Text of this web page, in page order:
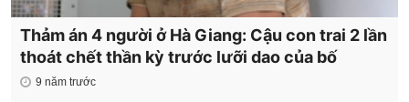
Thảm án 4 người ở Hà Giang: Cậu con trai 2 lần
thoát chết thần kỳ trước lưỡi dao của bố
9 năm trước